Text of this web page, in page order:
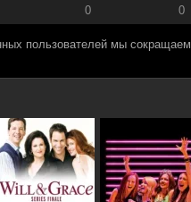
0 0
пользователей мы сокращаем